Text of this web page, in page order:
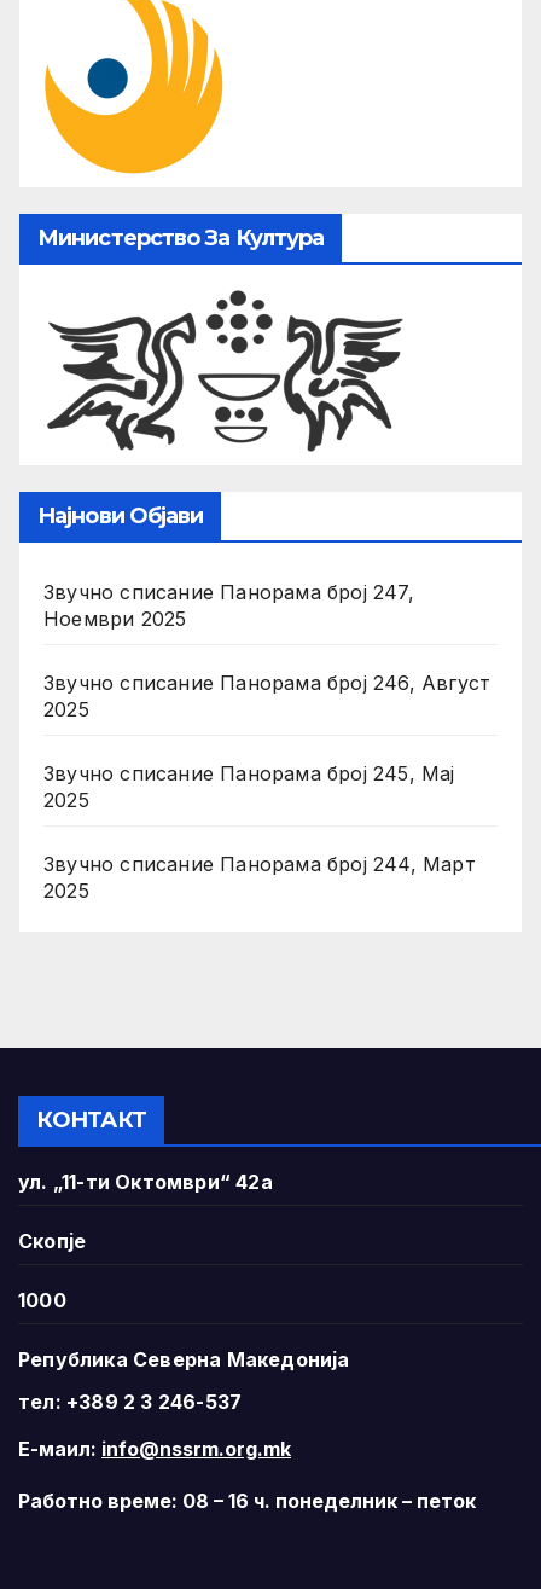
Министерство За Култура
Најнови Објави
Звучно списание Панорама број 247,
Ноември 2025
Звучно списание Панорама број 246, Август
2025
Звучно списание Панорама број 245, Мај
2025
Звучно списание Панорама број 244, Март
2025
КОНТАКТ
ул. „11-ти Октомври“ 42а
Скопје
1000
Република Северна Македонија
тел: +389 2 3 246-537
Е-маил: info@nssrm.org.mk
Работно време: 08 – 16 ч. понеделник – петок